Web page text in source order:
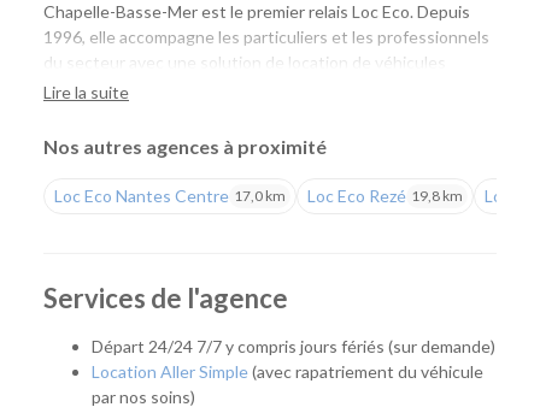
Chapelle-Basse-Mer est le premier relais Loc Eco. Depuis
1996, elle accompagne les particuliers et les professionnels
du secteur avec une solution de location de véhicules
simple, économique et de proximité. Installée au sein du
voiture ou un utilitaire tout en bénéficiant d'un accueil
personnalisé et de l'expertise d'une équipe implantée
localement depuis de nombreuses années.
Que vous prépariez un déménagement, des travaux, un
déplacement professionnel ou un départ en vacances, notre
besoins. Son emplacement est idéal pour les habitants de
Divatte-sur-Loire, Le Loroux-Bottereau, Le Cellier, Oudon et
Lire la suite
Nos autres agences à proximité
Loc Eco Nantes Centre 17,0 km Loc Eco Rezé 19,8 km Loc
Services de l'agence
Départ 24/24 7/7 y compris jours fériés (sur demande)
Location Aller Simple(avec rapatriement du véhicule
par nos soins)